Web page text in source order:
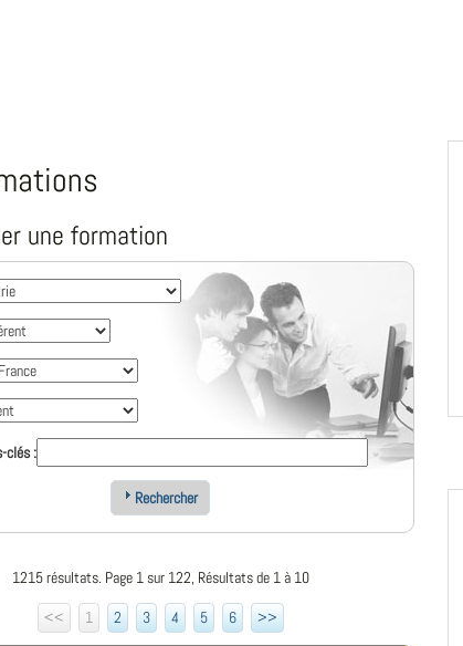
une formation
clés :
Rechercher
1215 résultats. Page 1 sur 122, Résultats de 1 à 10
<<
1 2 3 4 5 6 >>